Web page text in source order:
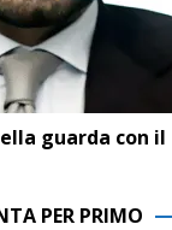
guarda con il
PER PRIMO